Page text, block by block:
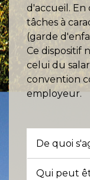
d'accueil.
tâches à
(garde
Ce dispositif
celui du
convention
employeur.
De quoi
Qui peut